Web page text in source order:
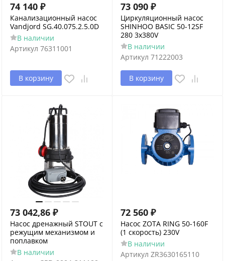
74 140 ₽
Канализационный насос
Vandjord SG.40.075.2.5.0D
В наличии
Артикул 76311001
В корзину
73 090 ₽
Циркуляционный насос
SHINHOO BASIC 50-12SF
280 3x380V
В наличии
Артикул 71222003
В корзину
73 042,86 ₽
Насос дренажный STOUT с
режущим механизмом и
поплавком
В наличии
72 560 ₽
Насос ZOTA RING 50-160F
(1 скорость) 230V
В наличии
Артикул ZR3630165110